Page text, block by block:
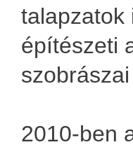
talapzatok
építészeti
2010-ben